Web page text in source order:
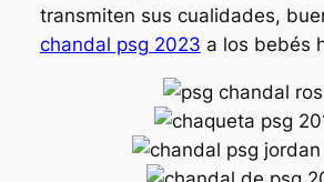
transmiten sus cualidades,
chandal psg 2023 a los bebés